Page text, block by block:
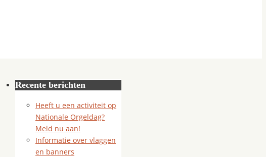
Recente berichten
Heeft u een activiteit op
Nationale Orgeldag?
Meld nu aan!
Informatie over vlaggen
en banners